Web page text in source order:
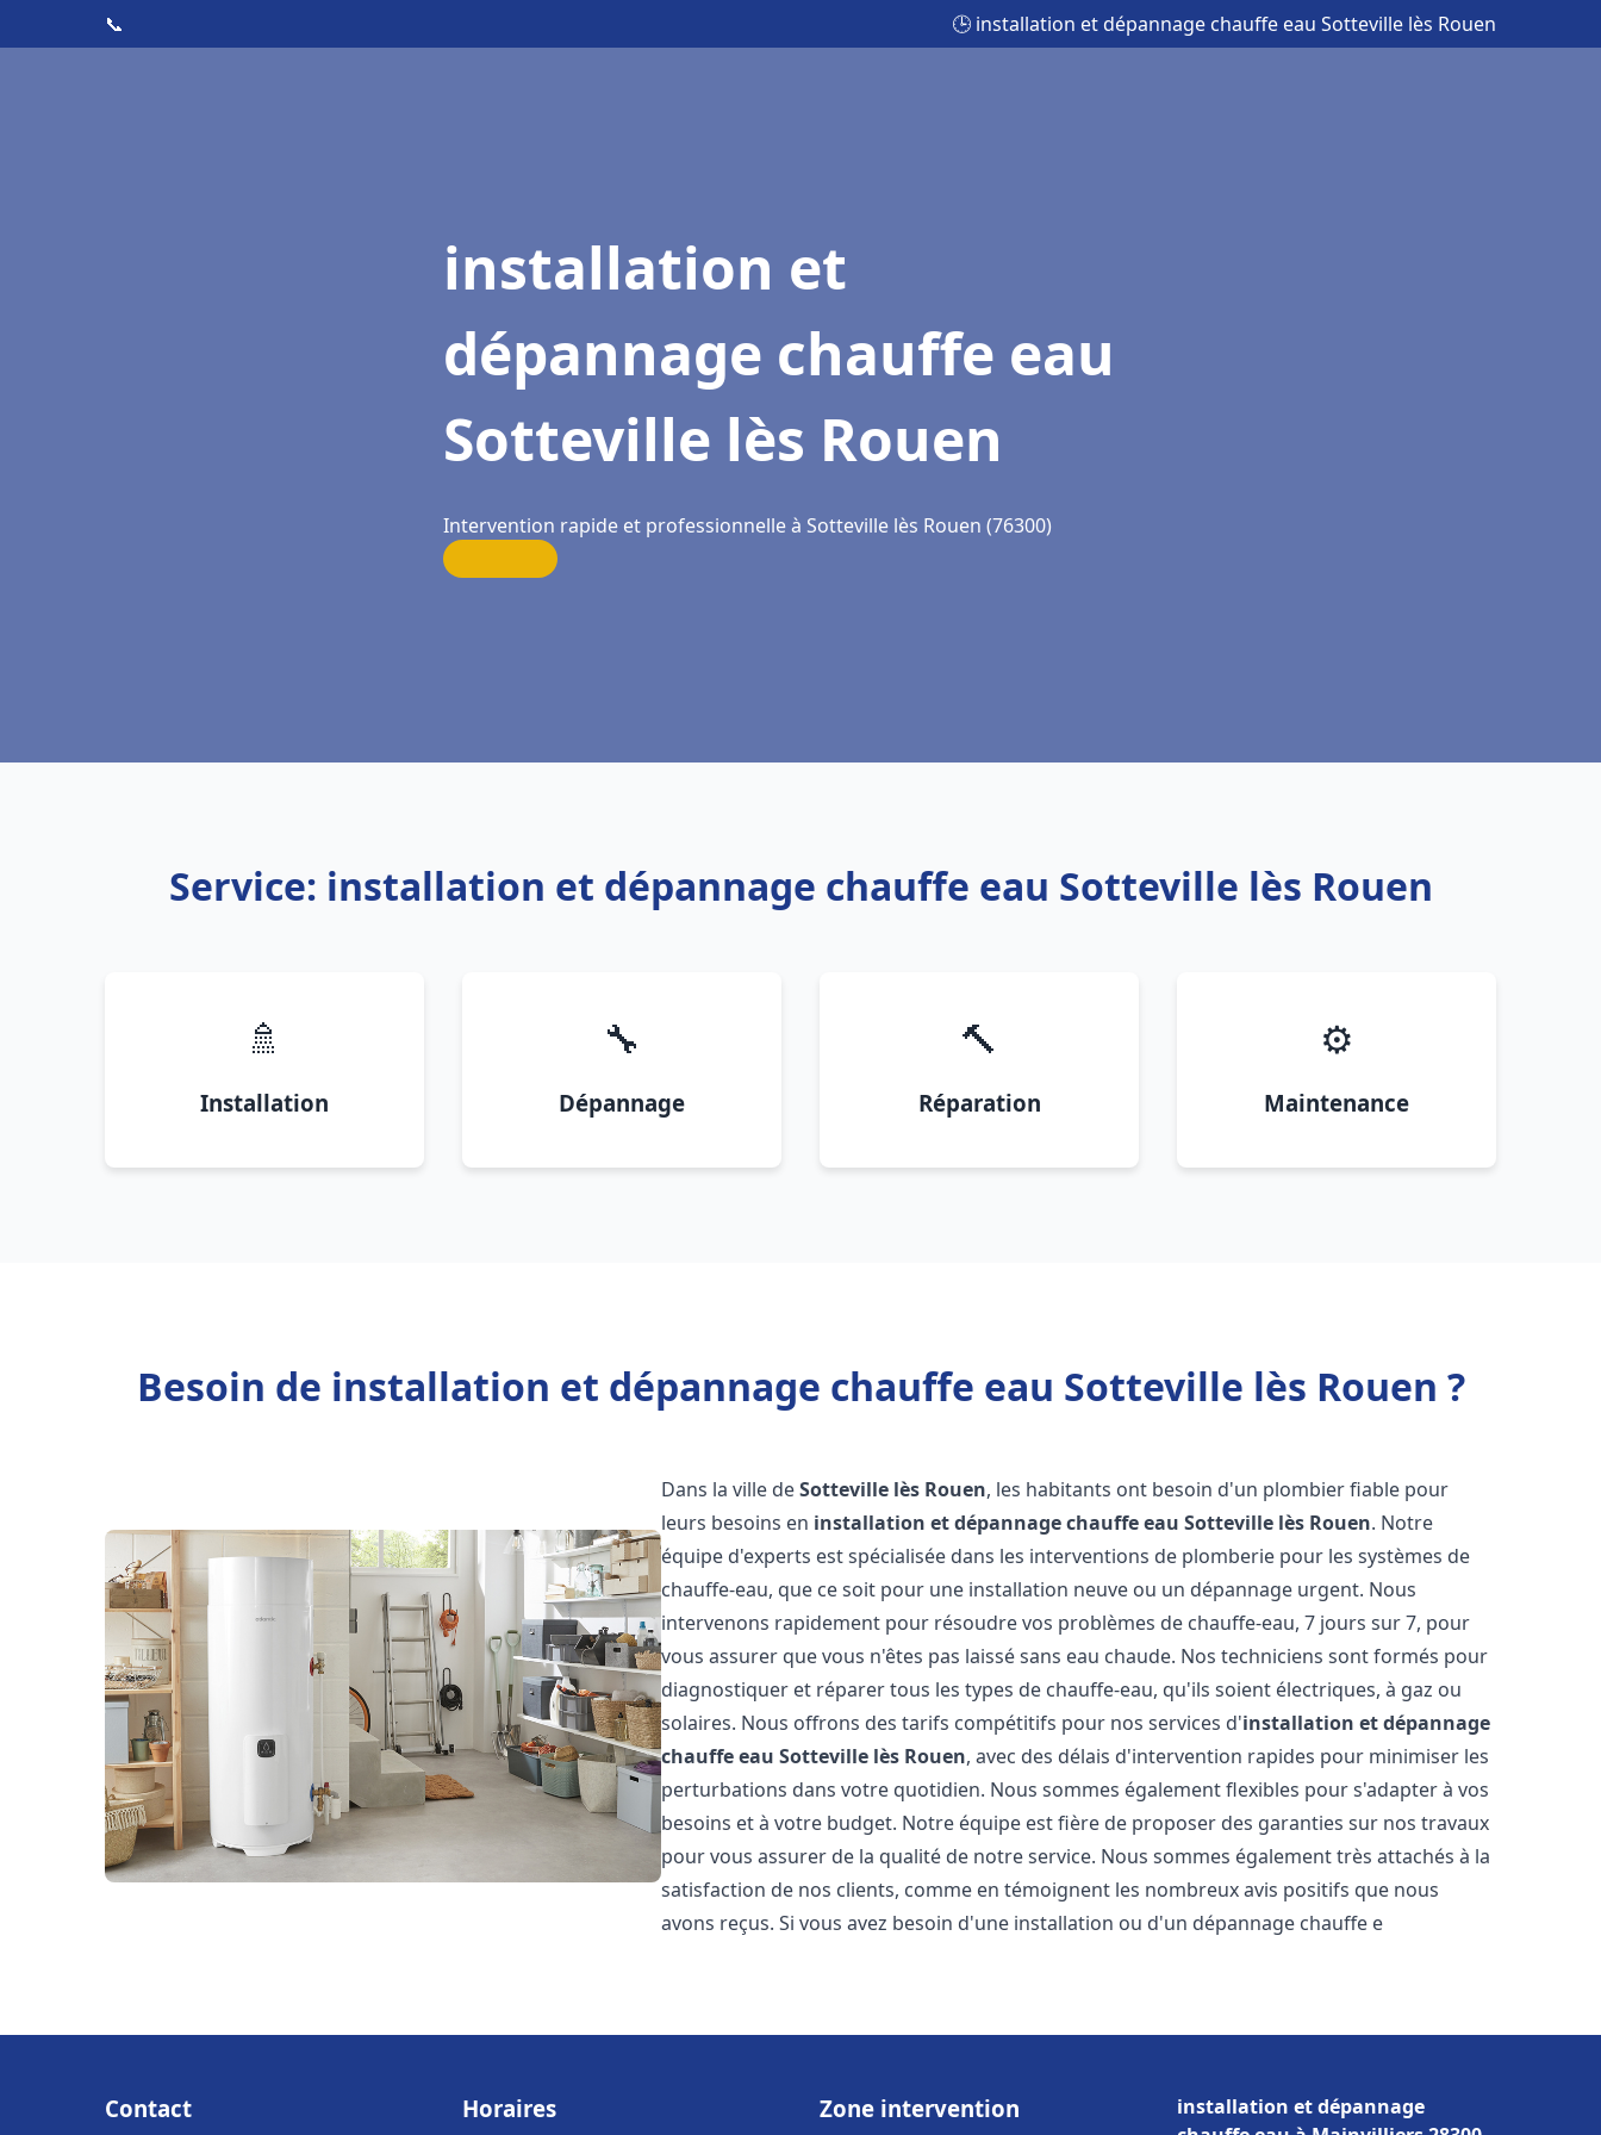
📞 🕒 installation et dépannage chauffe eau Sotteville lès Rouen
installation et
dépannage chauffe eau
Sotteville lès Rouen
Intervention rapide et professionnelle à Sotteville lès Rouen (76300)
Service: installation et dépannage chauffe eau Sotteville lès Rouen
🚿
Installation
🔧
Dépannage
🔨
Réparation
⚙️
Maintenance
Besoin de installation et dépannage chauffe eau Sotteville lès Rouen ?
Dans la ville deSotteville lès Rouen, les habitants ont besoin d'un plombier fiable pour
leurs besoins en installation et dépannage chauffe eau Sotteville lès Rouen. Notre
équipe d'experts est spécialisée dans les interventions de plomberie pour les systèmes de
chauffe-eau, que ce soit pour une installation neuve ou un dépannage urgent. Nous
intervenons rapidement pour résoudre vos problèmes de chauffe-eau, 7 jours sur 7, pour
vous assurer que vous n'êtes pas laissé sans eau chaude. Nos techniciens sont formés pour
diagnostiquer et réparer tous les types de chauffe-eau, qu'ils soient électriques, à gaz ou
solaires. Nous offrons des tarifs compétitifs pour nos services d'installation et dépannage
chauffe eau Sotteville lès Rouen, avec des délais d'intervention rapides pour minimiser les
perturbations dans votre quotidien. Nous sommes également flexibles pour s'adapter à vos
besoins et à votre budget. Notre équipe est fière de proposer des garanties sur nos travaux
pour vous assurer de la qualité de notre service. Nous sommes également très attachés à la
satisfaction de nos clients, comme en témoignent les nombreux avis positifs que nous
avons reçus. Si vous avez besoin d'une installation ou d'un dépannage chauffe e
Contact Horaires Zone intervention
installation et dépannage